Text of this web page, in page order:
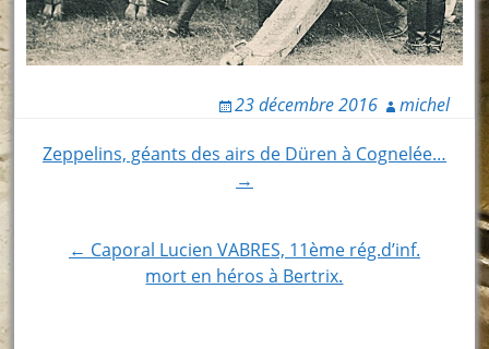
23 décembre 2016 michel
Post
Zeppelins, géants des airs de Düren à Cognelée…
→
← Caporal Lucien VABRES, 11ème rég.d’inf.
mort en héros à Bertrix.